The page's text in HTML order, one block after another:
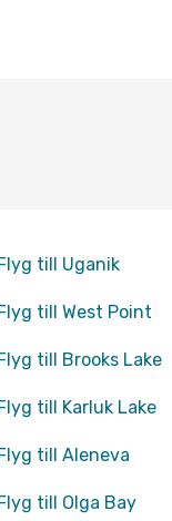
till Uganik
till West Point
till Brooks Lake
till Karluk Lake
till Aleneva
till Olga Bay